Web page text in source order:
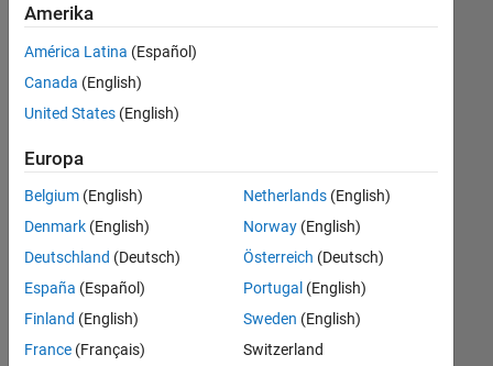
Information Technology
Product Development
Release Engineering
Derzeit
es
keine
offenen
Stellen,
Ihren
Suchkriterien
entsprechen.
können
die
Suchkriterien
weiter
fassen
Amerika
América Latina (Español)
Canada (English)
United States (English)
Europa
Belgium (English)
Denmark (English)
Deutschland (Deutsch)
España (Español)
Finland (English)
France (Français)
Netherlands(English)
Norway(English)
Österreich (Deutsch)
Portugal (English)
Sweden (English)
Switzerland